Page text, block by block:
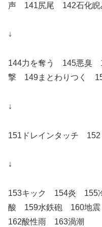
声 141尻尾 142石化睨
↓
144力を奪う 145悪臭
撃 149まとわりつく
↓
151ドレインタッチ 152
↓
153キック 154炎
酸 159水鉄砲 160地
162酸性雨 163渦潮